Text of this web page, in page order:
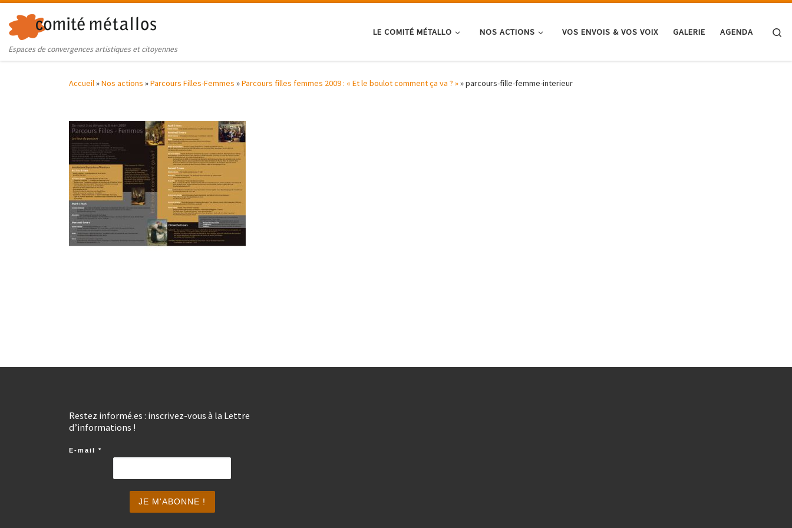
Skip to content
Espaces de convergences artistiques et citoyennes
LE COMITÉ MÉTALLO NOS ACTIONS VOS ENVOIS & VOS VOIX GALERIE AGENDA
Accueil»Nos actions »Parcours Filles-Femmes »Parcours filles femmes 2009 : « Et le boulot comment ça va ? »»parcours-fille-femme-interieur
Restez informé.es : inscrivez-vous à la Lettre
d’informations !
E-mail *